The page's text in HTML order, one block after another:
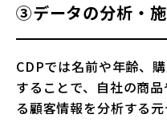
③データの分析・
CDPでは名前や年齢、
することで、自社の商
る顧客情報を分析する元